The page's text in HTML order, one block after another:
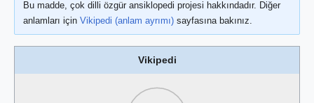
Bu madde, çok dilli özgür ansiklopedi projesi hakkındadır. Diğer
anlamları için Vikipedi (anlam ayrımı) sayfasına bakınız.
Vikipedi